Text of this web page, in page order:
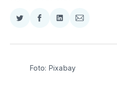
Compartir
Twitter
Compartir
Facebook
Compartir
LinkedIn
Compartir
Email
Foto: Pixabay